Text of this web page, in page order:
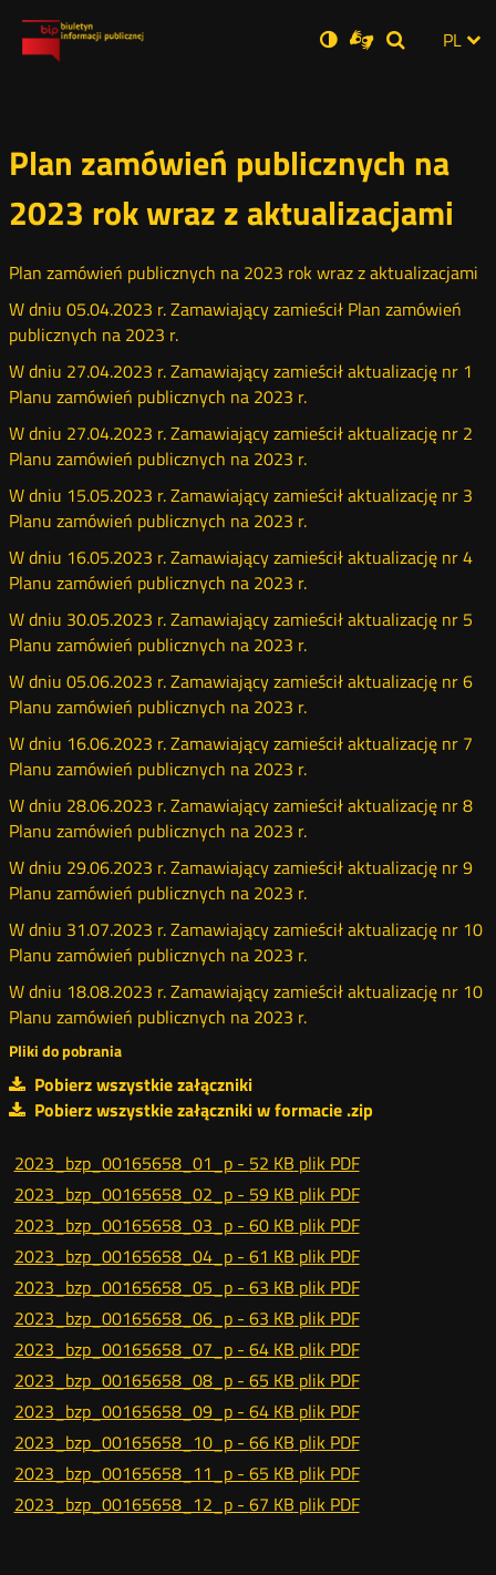
Ustawienia
Wersja
zwykła
Dla
niesłyszących
Otwórz Otwórz
Otwórz
Social PL
Plan zamówień publicznych na
2023 rok wraz z aktualizacjami
Plan zamówień publicznych na 2023 rok wraz z aktualizacjami
W dniu 05.04.2023 r. Zamawiający zamieścił Plan zamówień
publicznych na 2023 r.
W dniu 27.04.2023 r. Zamawiający zamieścił aktualizację nr 1
Planu zamówień publicznych na 2023 r.
W dniu 27.04.2023 r. Zamawiający zamieścił aktualizację nr 2
Planu zamówień publicznych na 2023 r.
W dniu 15.05.2023 r. Zamawiający zamieścił aktualizację nr 3
Planu zamówień publicznych na 2023 r.
W dniu 16.05.2023 r. Zamawiający zamieścił aktualizację nr 4
Planu zamówień publicznych na 2023 r.
W dniu 30.05.2023 r. Zamawiający zamieścił aktualizację nr 5
Planu zamówień publicznych na 2023 r.
W dniu 05.06.2023 r. Zamawiający zamieścił aktualizację nr 6
Planu zamówień publicznych na 2023 r.
W dniu 16.06.2023 r. Zamawiający zamieścił aktualizację nr 7
Planu zamówień publicznych na 2023 r.
W dniu 28.06.2023 r. Zamawiający zamieścił aktualizację nr 8
Planu zamówień publicznych na 2023 r.
W dniu 29.06.2023 r. Zamawiający zamieścił aktualizację nr 9
Planu zamówień publicznych na 2023 r.
W dniu 31.07.2023 r. Zamawiający zamieścił aktualizację nr 10
Planu zamówień publicznych na 2023 r.
W dniu 18.08.2023 r. Zamawiający zamieścił aktualizację nr 10
Planu zamówień publicznych na 2023 r.
Pliki do pobrania
Pobierz wszystkie załączniki
Pobierz wszystkie załączniki w formacie .zip
2023_bzp_00165658_01_p - 52 KB plik PDF
2023_bzp_00165658_02_p - 59 KB plik PDF
2023_bzp_00165658_03_p - 60 KB plik PDF
2023_bzp_00165658_04_p - 61 KB plik PDF
2023_bzp_00165658_05_p - 63 KB plik PDF
2023_bzp_00165658_06_p - 63 KB plik PDF
2023_bzp_00165658_07_p - 64 KB plik PDF
2023_bzp_00165658_08_p - 65 KB plik PDF
2023_bzp_00165658_09_p - 64 KB plik PDF
2023_bzp_00165658_10_p - 66 KB plik PDF
2023_bzp_00165658_11_p - 65 KB plik PDF
2023_bzp_00165658_12_p - 67 KB plik PDF